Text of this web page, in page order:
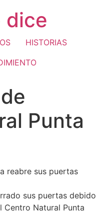
dice
HISTORIAS
Punta
reabre sus puertas
sus puertas debido
Centro Natural Punta